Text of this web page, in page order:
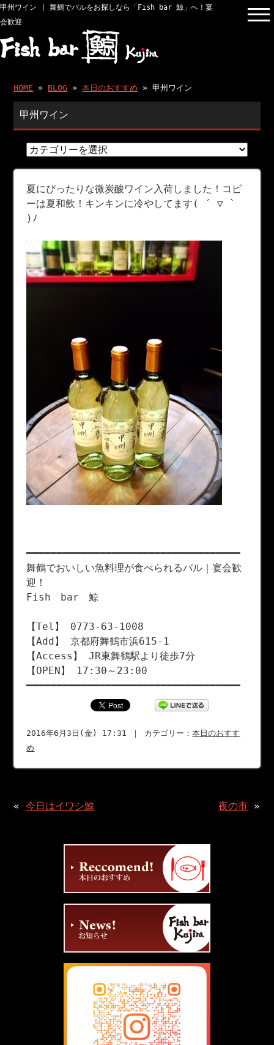
甲州ワイン | 舞鶴でバルをお探しなら「Fish bar 鯨」へ！宴
会歓迎
HOME » BLOG »本日のおすすめ » 甲州ワイン
甲州ワイン
夏にぴったりな微炭酸ワイン入荷しました！コピ
ーは夏和飲！キンキンに冷やしてます( ´ ▽ `
)ﾉ
━━━━━━━━━━━━━━━━━━━━━━━━━━━━━━━━━━━
舞鶴でおいしい魚料理が食べられるバル｜宴会歓
迎！
Fish bar 鯨
【Tel】 0773-63-1008
【Add】 京都府舞鶴市浜615-1
【Access】 JR東舞鶴駅より徒歩7分
【OPEN】 17:30～23:00
━━━━━━━━━━━━━━━━━━━━━━━━━━━━━━━━━━━
2016年6月3日(金) 17:31 ｜ カテゴリー：本日のおすす
め
«今日はイワシ鯨 夜の市 »